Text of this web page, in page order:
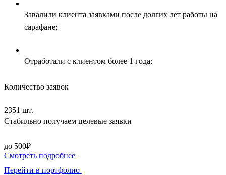
Завалили клиента заявками после долгих лет работы на
сарафане;
Отработали с клиентом более 1 года;
Количество заявок
2351 шт.
Стабильно получаем целевые заявки
до 500₽
Смотреть подробнее
Перейти в портфолио